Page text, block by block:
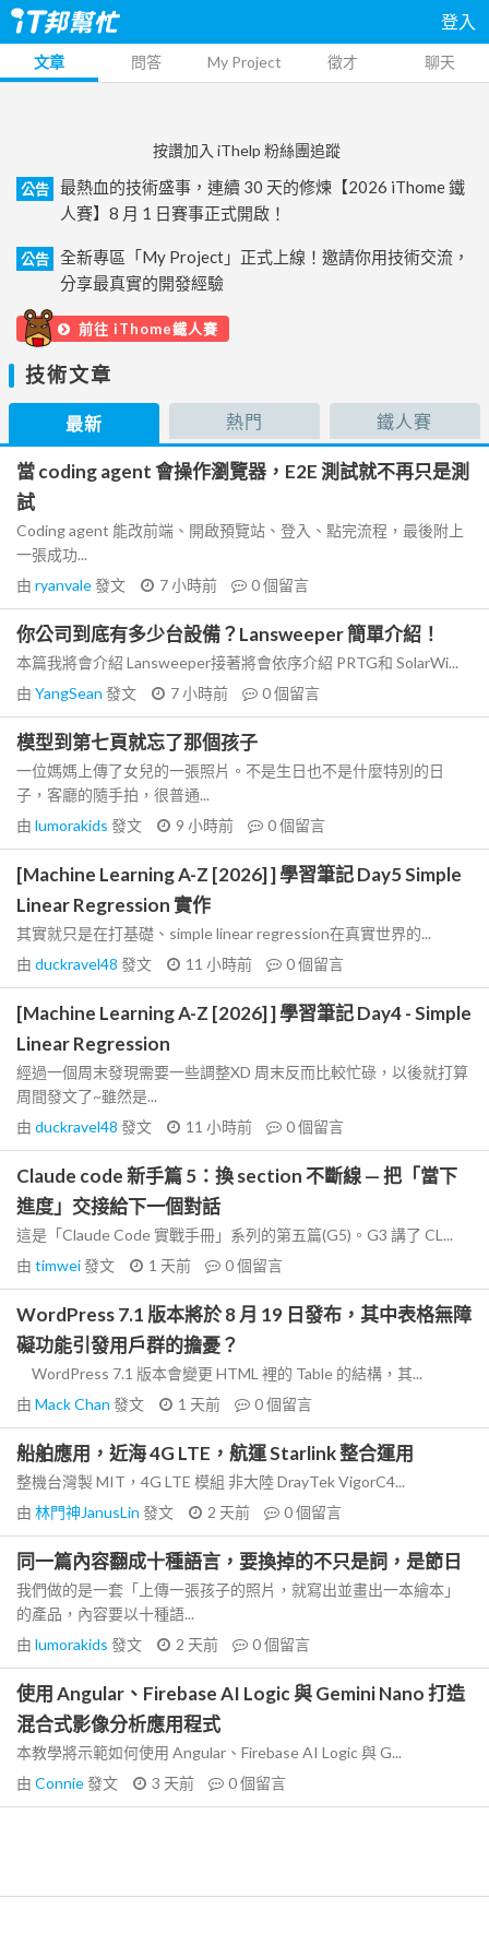
登入
文章 問答 My Project 徵才 聊天
按讚加入 iThelp 粉絲團追蹤
公告
最熱血的技術盛事，連續 30 天的修煉【2026 iThome 鐵
人賽】8 月 1 日賽事正式開啟！
公告
全新專區「My Project」正式上線！邀請你用技術交流，
分享最真實的開發經驗
前往 iThome鐵人賽
技術文章
最新 熱門 鐵人賽
當 coding agent 會操作瀏覽器，E2E 測試就不再只是測
試
Coding agent 能改前端、開啟預覽站、登入、點完流程，最後附上
一張成功...
由 ryanvale發文 7 小時前 0個留言
你公司到底有多少台設備？Lansweeper 簡單介紹！
本篇我將會介紹 Lansweeper接著將會依序介紹 PRTG和 SolarWi...
由 YangSean 發文 7 小時前 0個留言
模型到第七頁就忘了那個孩子
一位媽媽上傳了女兒的一張照片。不是生日也不是什麼特別的日
子，客廳的隨手拍，很普通...
由 lumorakids 發文 9 小時前 0個留言
[Machine Learning A-Z [2026] ] 學習筆記 Day5 Simple
Linear Regression 實作
其實就只是在打基礎、simple linear regression在真實世界的...
由 duckravel48 發文 11 小時前 0個留言
[Machine Learning A-Z [2026] ] 學習筆記 Day4 - Simple
Linear Regression
經過一個周末發現需要一些調整XD 周末反而比較忙碌，以後就打算
周間發文了~雖然是...
由 duckravel48 發文 11 小時前 0個留言
Claude code 新手篇 5：換 section 不斷線 — 把「當下
進度」交接給下一個對話
這是「Claude Code 實戰手冊」系列的第五篇(G5)。G3 講了 CL...
由 timwei發文 1 天前 0個留言
WordPress 7.1 版本將於 8 月 19 日發布，其中表格無障
礙功能引發用戶群的擔憂？
WordPress 7.1 版本會變更 HTML 裡的 Table 的結構，其...
由 Mack Chan 發文 1 天前 0個留言
船舶應用，近海 4G LTE，航運 Starlink 整合運用
整機台灣製 MIT，4G LTE 模組 非大陸 DrayTek VigorC4...
由 林門神JanusLin 發文 2 天前 0個留言
同一篇內容翻成十種語言，要換掉的不只是詞，是節日
我們做的是一套「上傳一張孩子的照片，就寫出並畫出一本繪本」
的產品，內容要以十種語...
由 lumorakids 發文 2 天前 0個留言
使用 Angular、Firebase AI Logic 與 Gemini Nano 打造
混合式影像分析應用程式
本教學將示範如何使用 Angular、Firebase AI Logic 與 G...
由 Connie發文 3 天前 0個留言